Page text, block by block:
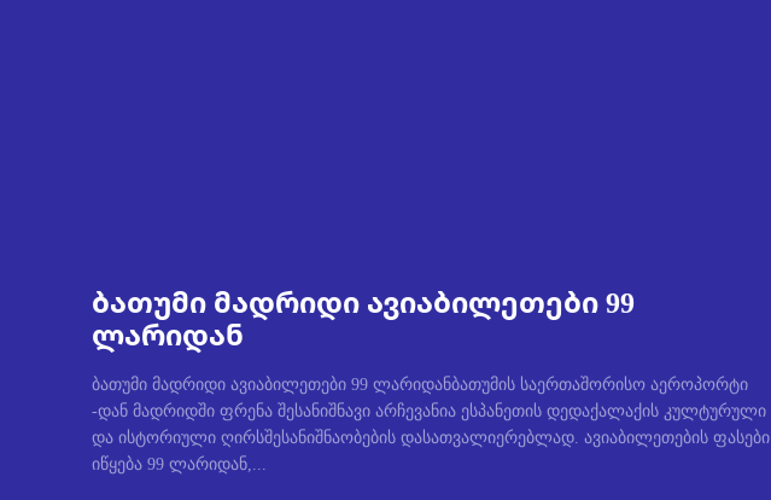
ბათუმი მადრიდი ავიაბილეთები 99
ლარიდან
ბათუმი მადრიდი ავიაბილეთები 99 ლარიდანბათუმის საერთაშორისო აეროპორტი
-დან მადრიდში ფრენა შესანიშნავი არჩევანია ესპანეთის დედაქალაქის კულტურული
და ისტორიული ღირსშესანიშნაობების დასათვალიერებლად. ავიაბილეთების ფასები
იწყება 99 ლარიდან,...